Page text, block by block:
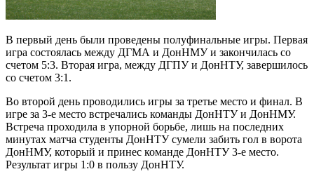
В первый день были проведены полуфинальные игры. Первая
игра состоялась между ДГМА и ДонНМУ и закончилась со
счетом 5:3. Вторая игра, между ДГПУ и ДонНТУ, завершилось
со счетом 3:1.
Во второй день проводились игры за третье место и финал. В
игре за 3-е место встречались команды ДонНТУ и ДонНМУ.
Встреча проходила в упорной борьбе, лишь на последних
минутах матча студенты ДонНТУ сумели забить гол в ворота
ДонНМУ, который и принес команде ДонНТУ 3-е место.
Результат игры 1:0 в пользу ДонНТУ.